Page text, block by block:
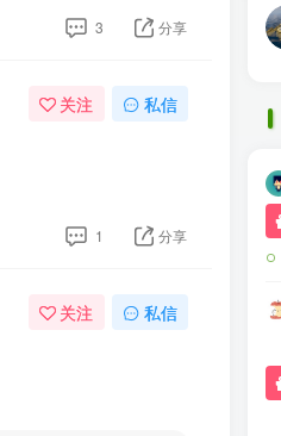
3 分享
关注 私信
1 分享
关注 私信